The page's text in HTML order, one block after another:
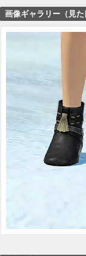
画像ギャラリー（見た